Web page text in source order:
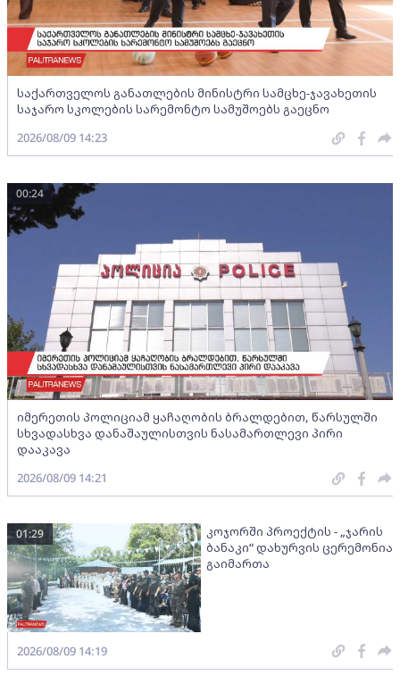
საქართველოს განათლების მინისტრი სამცხე-ჯავახეთის
საჯარო სკოლების სარემონტო სამუშოებს გაეცნო
2026/08/09 14:23
იმერეთის პოლიციამ ყაჩაღობის ბრალდებით, წარსულში
სხვადასხვა დანაშაულისთვის ნასამართლევი პირი
დააკავა
00:24
2026/08/09 14:21
კოჯორში პროექტის - „ჯარის
ბანაკი“ დახურვის ცერემონია
გაიმართა
01:29
2026/08/09 14:19